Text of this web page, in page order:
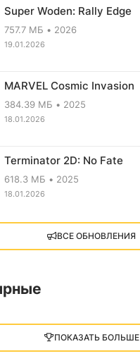
Super Woden: Rally Edge
757.7 МБ 2026
19.01.2026
MARVEL Cosmic Invasion
384.39 МБ 2025
18.01.2026
Terminator 2D: No Fate
618.3 МБ 2025
18.01.2026
X4: Foundations (2018)
13.73 GB 2018
13 ГБ 2025
ВСЕ ОБНОВЛЕНИЯ
ПОКАЗАТЬ БОЛЬШЕ